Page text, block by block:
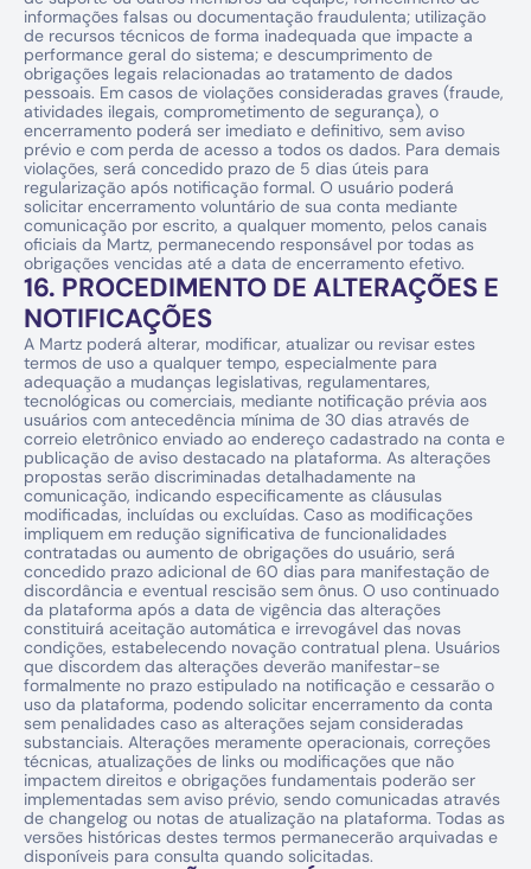
informações falsas ou documentação fraudulenta; utilização
de recursos técnicos de forma inadequada que impacte a
performance geral do sistema; e descumprimento de
obrigações legais relacionadas ao tratamento de dados
pessoais. Em casos de violações consideradas graves (fraude,
atividades ilegais, comprometimento de segurança), o
encerramento poderá ser imediato e definitivo, sem aviso
prévio e com perda de acesso a todos os dados. Para demais
violações, será concedido prazo de 5 dias úteis para
regularização após notificação formal. O usuário poderá
solicitar encerramento voluntário de sua conta mediante
comunicação por escrito, a qualquer momento, pelos canais
oficiais da Martz, permanecendo responsável por todas as
obrigações vencidas até a data de encerramento efetivo.
16. PROCEDIMENTO DE ALTERAÇÕES E
NOTIFICAÇÕES
A Martz poderá alterar, modificar, atualizar ou revisar estes
termos de uso a qualquer tempo, especialmente para
adequação a mudanças legislativas, regulamentares,
tecnológicas ou comerciais, mediante notificação prévia aos
usuários com antecedência mínima de 30 dias através de
correio eletrônico enviado ao endereço cadastrado na conta e
publicação de aviso destacado na plataforma. As alterações
propostas serão discriminadas detalhadamente na
comunicação, indicando especificamente as cláusulas
modificadas, incluídas ou excluídas. Caso as modificações
impliquem em redução significativa de funcionalidades
contratadas ou aumento de obrigações do usuário, será
concedido prazo adicional de 60 dias para manifestação de
discordância e eventual rescisão sem ônus. O uso continuado
da plataforma após a data de vigência das alterações
constituirá aceitação automática e irrevogável das novas
condições, estabelecendo novação contratual plena. Usuários
que discordem das alterações deverão manifestar-se
formalmente no prazo estipulado na notificação e cessarão o
uso da plataforma, podendo solicitar encerramento da conta
sem penalidades caso as alterações sejam consideradas
substanciais. Alterações meramente operacionais, correções
técnicas, atualizações de links ou modificações que não
impactem direitos e obrigações fundamentais poderão ser
implementadas sem aviso prévio, sendo comunicadas através
de changelog ou notas de atualização na plataforma. Todas as
versões históricas destes termos permanecerão arquivadas e
disponíveis para consulta quando solicitadas.